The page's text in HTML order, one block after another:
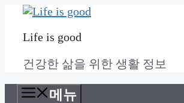
Life is good
건강한 삶을 위한 생활 정보
메뉴